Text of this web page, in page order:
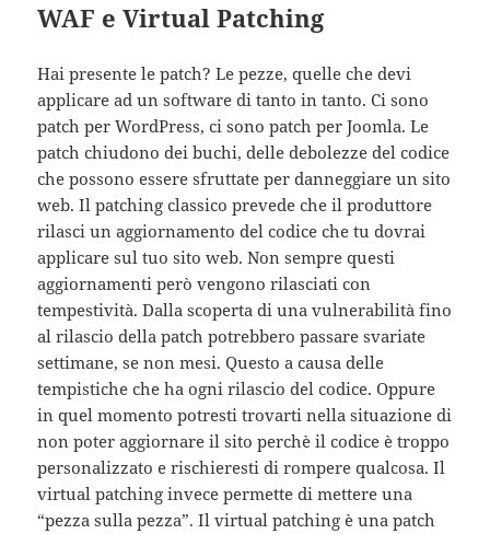
WAF e Virtual Patching
Hai presente le patch? Le pezze, quelle che devi
applicare ad un software di tanto in tanto. Ci sono
patch per WordPress, ci sono patch per Joomla. Le
patch chiudono dei buchi, delle debolezze del codice
che possono essere sfruttate per danneggiare un sito
web. Il patching classico prevede che il produttore
rilasci un aggiornamento del codice che tu dovrai
applicare sul tuo sito web. Non sempre questi
aggiornamenti però vengono rilasciati con
tempestività. Dalla scoperta di una vulnerabilità fino
al rilascio della patch potrebbero passare svariate
settimane, se non mesi. Questo a causa delle
tempistiche che ha ogni rilascio del codice. Oppure
in quel momento potresti trovarti nella situazione di
non poter aggiornare il sito perchè il codice è troppo
personalizzato e rischieresti di rompere qualcosa. Il
virtual patching invece permette di mettere una
“pezza sulla pezza”. Il virtual patching è una patch